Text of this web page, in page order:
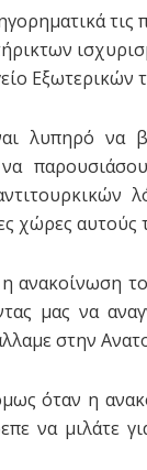
τις
Εξωτερικών
λυπηρό να
χώρες αυτούς
ανακοίνωση
μας να
στην
όταν η
να μιλάτε